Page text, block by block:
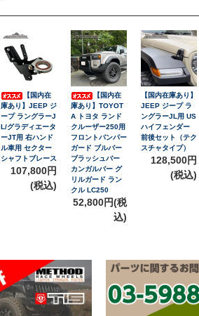
【国内在
庫あり】JEEP ジ
ープ ラングラーJ
L/グラディエータ
ーJT用 右ハンド
ル車用 セクター
シャフトブレース
107,800円
(税込)
【国内在
庫あり】TOYOT
A トヨタ ランド
クルーザー250用
フロントバンパー
ガード ブルバー
ブラッシュバー
カンガルバー グ
リルガード ラン
クル LC250
52,800円(税
込)
【国内在庫あり】
JEEP ジープ ラ
ングラーJL用 US
ハイフェンダー
前後セット（テク
スチャタイプ）
128,500円
(税込)